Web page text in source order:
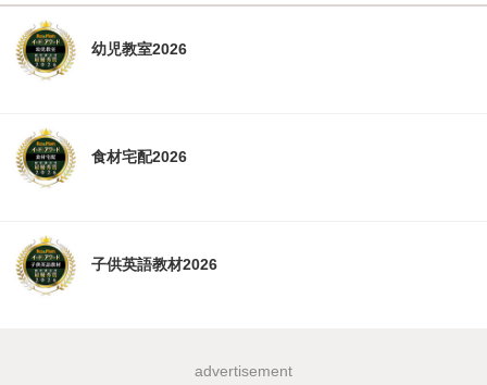
幼児教室2026
食材宅配2026
子供英語教材2026
advertisement